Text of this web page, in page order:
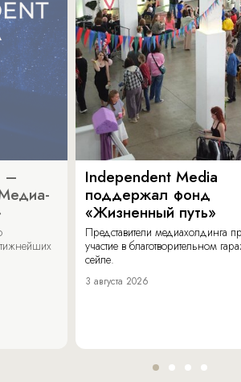
–
Independent Media
поддержал фонд
«Жизненный путь»
Представители медиахолдинга
участие в благотворительном
сейле.
3 августа 2026